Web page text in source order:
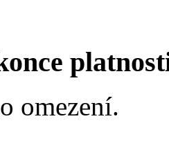
omezení.